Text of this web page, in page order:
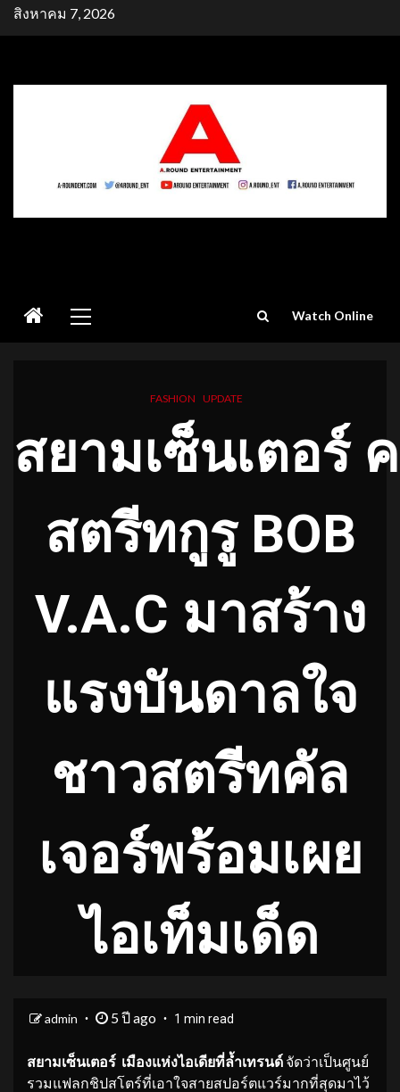
Skipสิงหาคม 7, 2026
Menu
Watch Online
FASHION UPDATE
สยามเซ็นเตอร์
สตรีทกูรู BOB
V.A.C มาสร้าง
แรงบันดาลใจ
ชาวสตรีทคัล
เจอร์พร้อมเผย
ไอเท็มเด็ด
admin 5 ปี ago 1 min read
สยามเซ็นเตอร์ เมืองแห่งไอเดียที่ล้ำเทรนด์ จัดว่าเป็นศูนย์
รวมแฟลกชิปสโตร์ที่เอาใจสายสปอร์ตแวร์มากที่สุดมาไว้